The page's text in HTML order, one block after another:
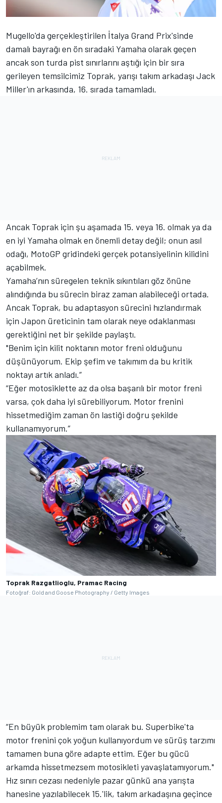
Mugello'da gerçekleştirilen İtalya Grand Prix'sinde
damalı bayrağı en ön sıradaki Yamaha olarak geçen
ancak son turda pist sınırlarını aştığı için bir sıra
gerileyen temsilcimiz Toprak, yarışı takım arkadaşı Jack
Miller'ın arkasında, 16. sırada tamamladı.
Ancak Toprak için şu aşamada 15. veya 16. olmak ya da
en iyi Yamaha olmak en önemli detay değil; onun asıl
odağı, MotoGP gridindeki gerçek potansiyelinin kilidini
açabilmek.
Yamaha’nın süregelen teknik sıkıntıları göz önüne
alındığında bu sürecin biraz zaman alabileceği ortada.
Ancak Toprak, bu adaptasyon sürecini hızlandırmak
için Japon üreticinin tam olarak neye odaklanması
gerektiğini net bir şekilde paylaştı.
"Benim için kilit noktanın motor freni olduğunu
düşünüyorum. Ekip şefim ve takımım da bu kritik
noktayı artık anladı.”
“Eğer motosiklette az da olsa başarılı bir motor freni
varsa, çok daha iyi sürebiliyorum. Motor frenini
hissetmediğim zaman ön lastiği doğru şekilde
kullanamıyorum.”
Toprak Razgatlioglu, Pramac Racing
Fotoğraf: Gold and Goose Photography / Getty Images
“En büyük problemim tam olarak bu. Superbike'ta
motor frenini çok yoğun kullanıyordum ve sürüş tarzımı
tamamen buna göre adapte ettim. Eğer bu gücü
arkamda hissetmezsem motosikleti yavaşlatamıyorum."
Hız sınırı cezası nedeniyle pazar günkü ana yarışta
hanesine yazılabilecek 15.'lik, takım arkadaşına geçince